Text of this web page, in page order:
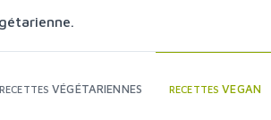
RECETTESVÉGÉTARIENNES RECETTESVEGAN